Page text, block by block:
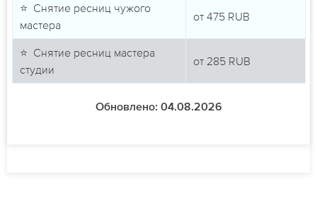
⭐ Снятие ресниц чужого
мастера
от 475 RUB
⭐ Снятие ресниц мастера
студии
от 285 RUB
Обновлено: 04.08.2026